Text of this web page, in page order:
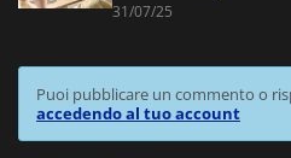
31/07/25
Puoi pubblicare un commento o
accedendo al tuo account